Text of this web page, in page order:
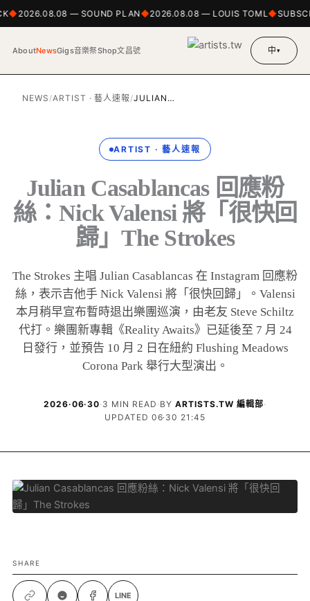
2026.08.08 — SOUND PLAN 2026.08.08 — LOUIS TOML
AboutNewsGigs音樂祭Shop文昌號 中▾
NEWS /ARTIST · 藝人速報 /JULIAN…
ARTIST · 藝人速報
Julian Casablancas 回應粉
絲：Nick Valensi 將「很快回
歸」The Strokes
The Strokes 主唱 Julian Casablancas 在 Instagram 回應粉
絲，表示吉他手 Nick Valensi 將「很快回歸」。Valensi
本月稍早宣布暫時退出樂團巡演，由老友 Steve Schiltz
代打。樂團新專輯《Reality Awaits》已延後至 7 月 24
日發行，並預告 10 月 2 日在紐約 Flushing Meadows
Corona Park 舉行大型演出。
2026·06·30· 3 MIN READ · BY ARTISTS.TW 編輯部·
UPDATED 06·30 21:45
SHARE
LINE